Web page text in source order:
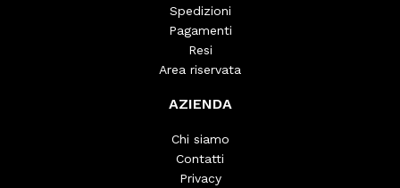
Spedizioni
Pagamenti
Resi
Area riservata
AZIENDA
Chi siamo
Contatti
Privacy